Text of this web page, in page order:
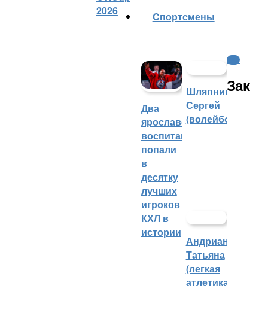
2026
Cпортсмены
Два
ярославских
воспитанника
попали
в
десятку
лучших
игроков
КХЛ в
истории
Шляпников
Сергей
(волейбол)
Андрианова
Татьяна
(легкая
атлетика)
КХЛ
Зак